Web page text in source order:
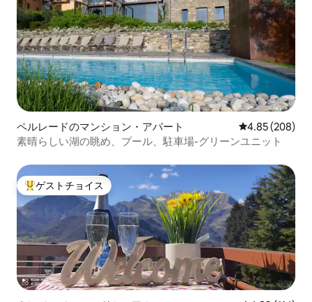
ペルレードのマンション・アパート レビュー208
4.85 (208)
素晴らしい湖の眺め、プール、駐車場-グリーンユニット
大好評のゲストチョイスです。
ゲストチョイス